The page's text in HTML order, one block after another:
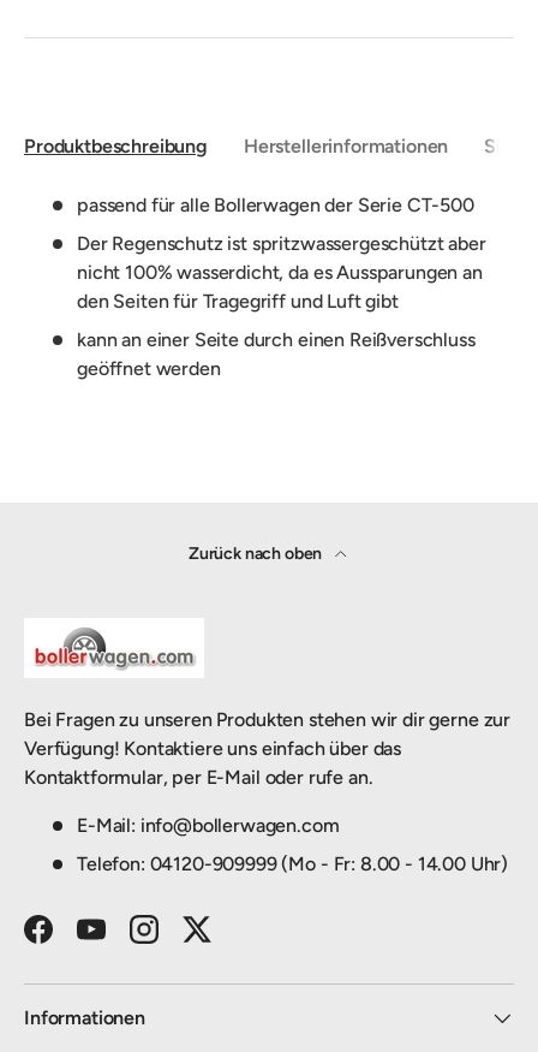
Produktbeschreibung Herstellerinformationen
passend für alle Bollerwagen der Serie CT-500
Der Regenschutz ist spritzwassergeschützt aber
nicht 100% wasserdicht, da es Aussparungen an
den Seiten für Tragegriff und Luft gibt
kann an einer Seite durch einen Reißverschluss
geöffnet werden
Zurück nach oben
Bei Fragen zu unseren Produkten stehen wir dir gerne zur
Verfügung! Kontaktiere uns einfach über das
Kontaktformular, per E-Mail oder rufe an.
E-Mail: info@bollerwagen.com
Telefon: 04120-909999 (Mo - Fr: 8.00 - 14.00 Uhr)
FacebookYouTubeInstagramTwitter
Informationen